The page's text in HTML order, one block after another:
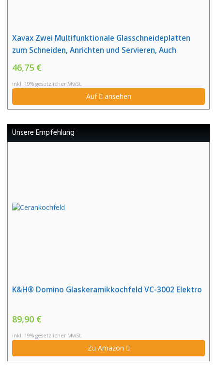
Xavax Zwei Multifunktionale Glasschneideplatten
zum Schneiden, Anrichten und Servieren, Auch
geeignet als Kochplattenabdeckung, 52 x 30 cm,
Sicherheitsglas, Granit
46,75 €
inkl. 19% gesetzlicher MwSt.
Auf ansehen
Unsere Empfehlung
K&H® Domino Glaskeramikkochfeld VC-3002 Elektro
89,90 €
inkl. 19% gesetzlicher MwSt.
Zu Amazon